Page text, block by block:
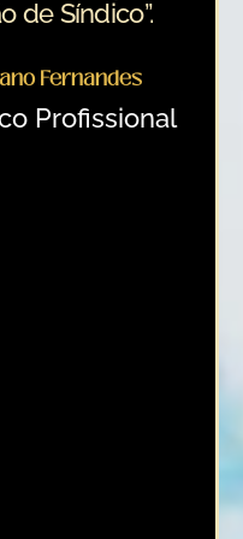
de Síndico”.
Fernandes
Profissional